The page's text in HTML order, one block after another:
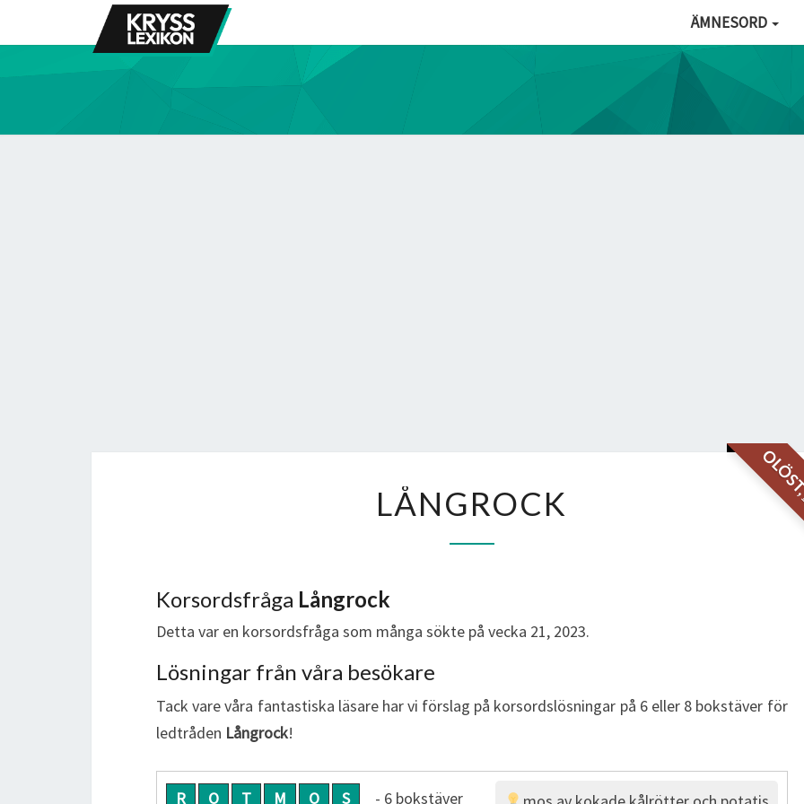
ÄMNESORD
LÅNGROCK
Korsordsfråga Långrock
Detta var en korsordsfråga som många sökte på vecka 21, 2023.
Lösningar från våra besökare
Tack vare våra fantastiska läsare har vi förslag på korsordslösningar på 6 eller 8 bokstäver för
ledtråden Långrock!
R O T M O S - 6 bokstäver